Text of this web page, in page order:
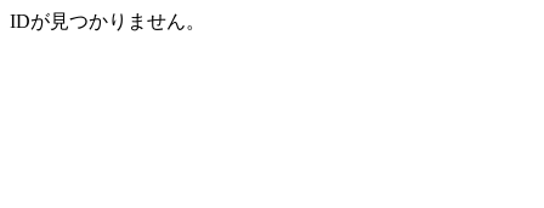
IDが見つかりません。